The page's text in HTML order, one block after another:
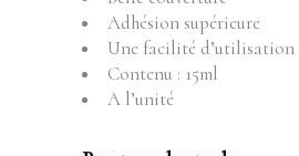
Adhésion supérieure
Une facilité d’utilisation
Contenu : 15ml
A l’unité